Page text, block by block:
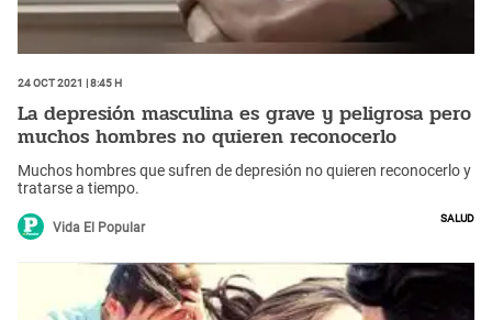
24 Oct 2021 | 8:45 h
La depresión masculina es grave y peligrosa pero
muchos hombres no quieren reconocerlo
Muchos hombres que sufren de depresión no quieren reconocerlo y
tratarse a tiempo.
Vida El Popular
Salud